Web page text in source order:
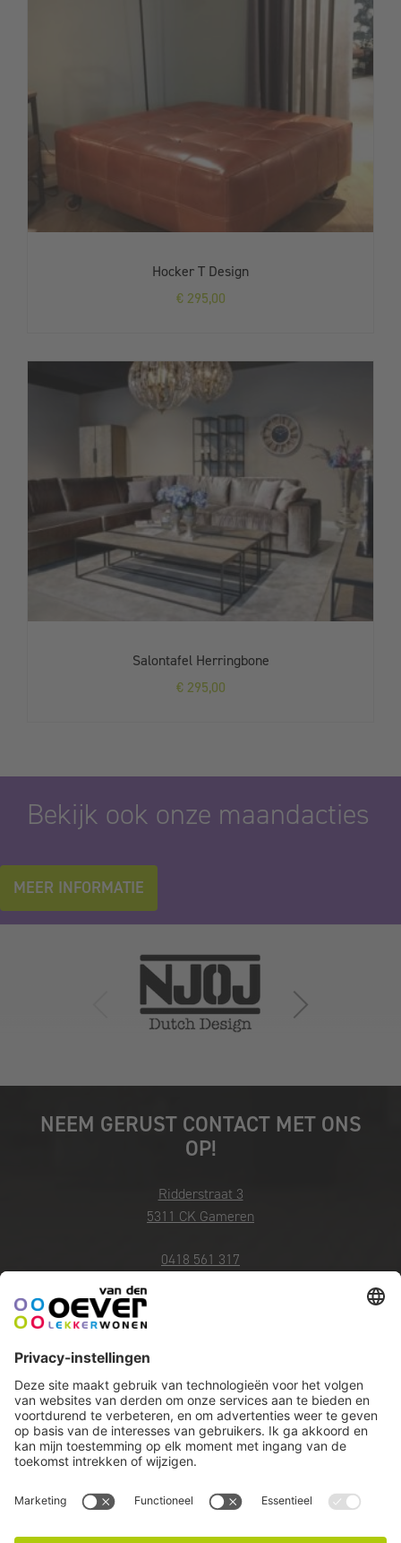
Hocker T Design
€295,00
Salontafel Herringbone
€295,00
Bekijk ook onze maandacties
MEER INFORMATIE
NEEM GERUST CONTACT MET ONS
OP!
Ridderstraat 3
5311 CK Gameren
0418 561 317
Zondag en maandag gesloten
Di t/m do 10.00 - 17.30 uur
Vrijdag 10.00 - 21.00 uur
Zaterdag 10.00 - 17.00 uur
OFFERTE AANVRAGEN